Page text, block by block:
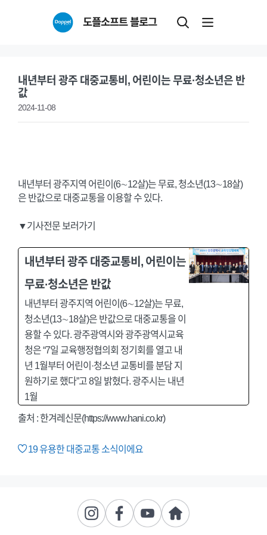
도플소프트 블로그
내년부터 광주 대중교통비, 어린이는 무료·청소년은 반
값
2024-11-08
내년부터 광주지역 어린이(6∼12살)는 무료, 청소년(13∼18살)
은 반값으로 대중교통을 이용할 수 있다.
▼기사전문 보러가기
내년부터 광주 대중교통비, 어린이는
무료·청소년은 반값
내년부터 광주지역 어린이(6∼12살)는 무료,
청소년(13∼18살)은 반값으로 대중교통을 이
용할 수 있다. 광주광역시와 광주광역시교육
청은 “7일 교육행정협의회 정기회를 열고 내
년 1월부터 어린이·청소년 교통비를 분담 지
원하기로 했다”고 8일 밝혔다. 광주시는 내년
1월
출처 : 한겨레신문(https://www.hani.co.kr)
19유용한 대중교통 소식이에요